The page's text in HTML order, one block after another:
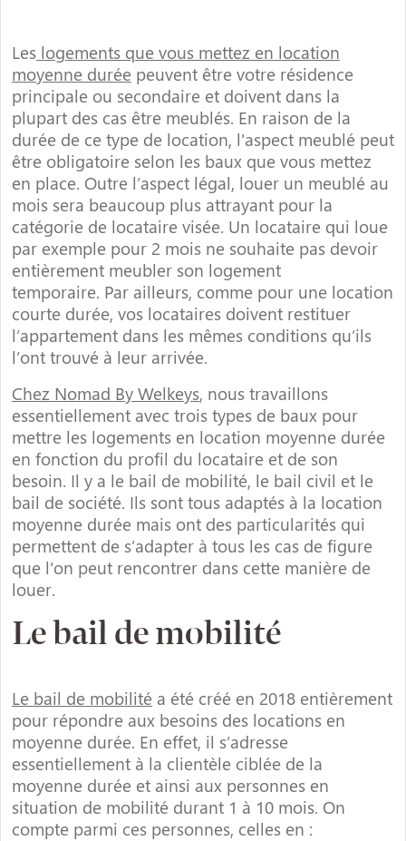
Les logements que vous mettez en location
moyenne durée peuvent être votre résidence
principale ou secondaire et doivent dans la
plupart des cas être meublés. En raison de la
durée de ce type de location, l'aspect meublé peut
être obligatoire selon les baux que vous mettez
en place. Outre l’aspect légal, louer un meublé au
mois sera beaucoup plus attrayant pour la
catégorie de locataire visée. Un locataire qui loue
par exemple pour 2 mois ne souhaite pas devoir
entièrement meubler son logement
temporaire. Par ailleurs, comme pour une location
courte durée, vos locataires doivent restituer
l’appartement dans les mêmes conditions qu’ils
l’ont trouvé à leur arrivée.
Chez Nomad By Welkeys, nous travaillons
essentiellement avec trois types de baux pour
mettre les logements en location moyenne durée
en fonction du profil du locataire et de son
besoin. Il y a le bail de mobilité, le bail civil et le
bail de société. Ils sont tous adaptés à la location
moyenne durée mais ont des particularités qui
permettent de s’adapter à tous les cas de figure
que l'on peut rencontrer dans cette manière de
louer.
Le bail de mobilité
Le bail de mobilité a été créé en 2018 entièrement
pour répondre aux besoins des locations en
moyenne durée. En effet, il s’adresse
essentiellement à la clientèle ciblée de la
moyenne durée et ainsi aux personnes en
situation de mobilité durant 1 à 10 mois. On
compte parmi ces personnes, celles en :